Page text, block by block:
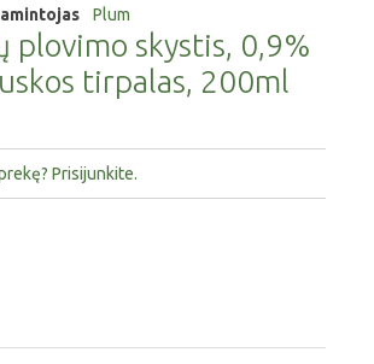
Plum
plovimo skystis, 0,9%
tirpalas, 200ml
Prisijunkite.